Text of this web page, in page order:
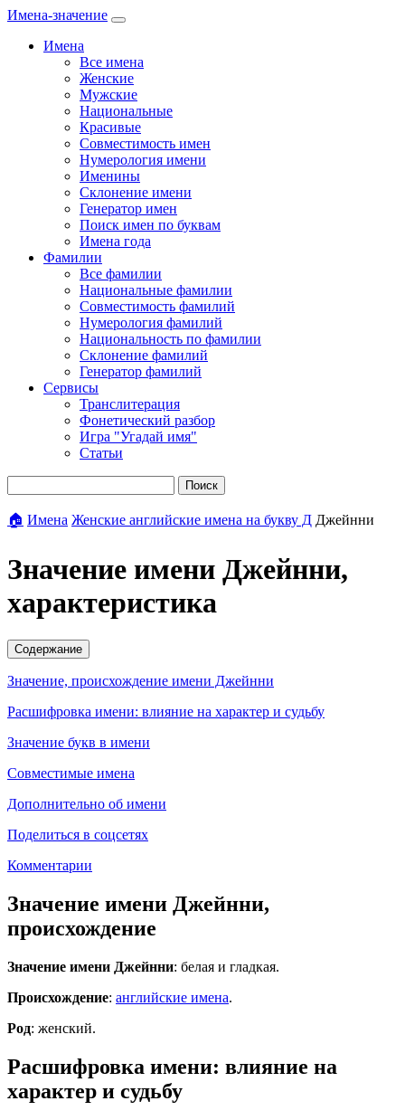
Имена-значение
Имена
Все имена
Женские
Мужские
Национальные
Красивые
Совместимость имен
Нумерология имени
Именины
Склонение имени
Генератор имен
Поиск имен по буквам
Имена года
Фамилии
Все фамилии
Национальные фамилии
Совместимость фамилий
Нумерология фамилий
Национальность по фамилии
Склонение фамилий
Генератор фамилий
Сервисы
Транслитерация
Фонетический разбор
Игра "Угадай имя"
Статьи
Поиск
🏠 Имена Женские английские имена на букву Д Джейнни
Значение имени Джейнни,
характеристика
Содержание
Значение, происхождение имени Джейнни
Расшифровка имени: влияние на характер и судьбу
Значение букв в имени
Совместимые имена
Дополнительно об имени
Поделиться в соцсетях
Комментарии
Значение имени Джейнни,
происхождение
Значение имени Джейнни: белая и гладкая.
Происхождение: английские имена.
Род: женский.
Расшифровка имени: влияние на
характер и судьбу